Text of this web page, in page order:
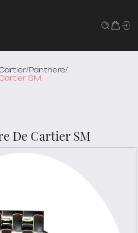
/ Panthere/
SM
De Cartier SM